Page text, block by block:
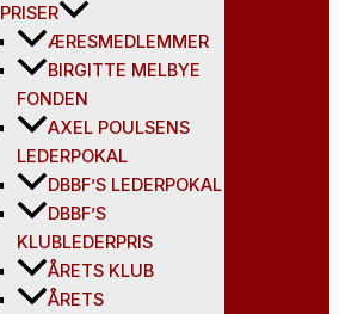
PRISER
ÆRESMEDLEMMER
BIRGITTE MELBYE
FONDEN
AXEL POULSENS
LEDERPOKAL
DBBF’S LEDERPOKAL
DBBF’S
KLUBLEDERPRIS
ÅRETS KLUB
ÅRETS